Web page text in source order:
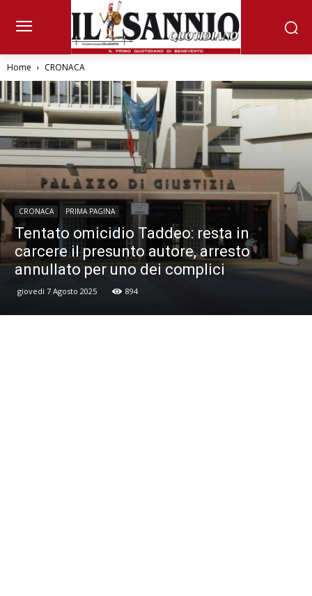
Home CRONACA
CRONACA PRIMA PAGINA
Tentato omicidio Taddeo: resta in
carcere il presunto autore, arresto
annullato per uno dei complici
giovedì 7 Agosto 2025 894